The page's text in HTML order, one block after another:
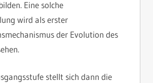
Eine solche
wird als erster
der Evolution des
stellt sich dann die